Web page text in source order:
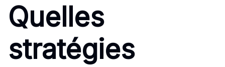
Quelles
stratégies